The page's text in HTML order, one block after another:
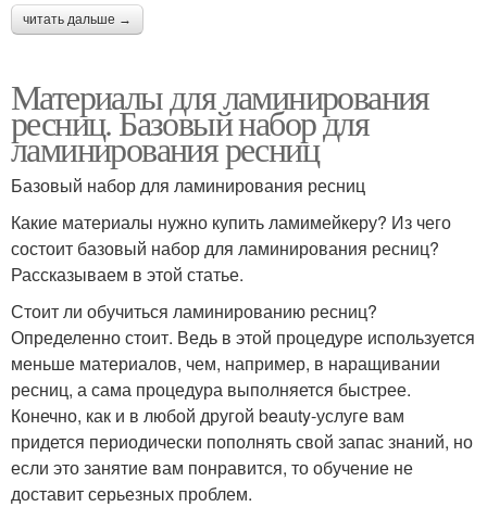
читать дальше →
Материалы для ламинирования
ресниц. Базовый набор для
ламинирования ресниц
Базовый набор для ламинирования ресниц
Какие материалы нужно купить ламимейкеру? Из чего
состоит базовый набор для ламинирования ресниц?
Рассказываем в этой статье.
Стоит ли обучиться ламинированию ресниц?
Определенно стоит. Ведь в этой процедуре используется
меньше материалов, чем, например, в наращивании
ресниц, а сама процедура выполняется быстрее.
Конечно, как и в любой другой beauty-услуге вам
придется периодически пополнять свой запас знаний, но
если это занятие вам понравится, то обучение не
доставит серьезных проблем.